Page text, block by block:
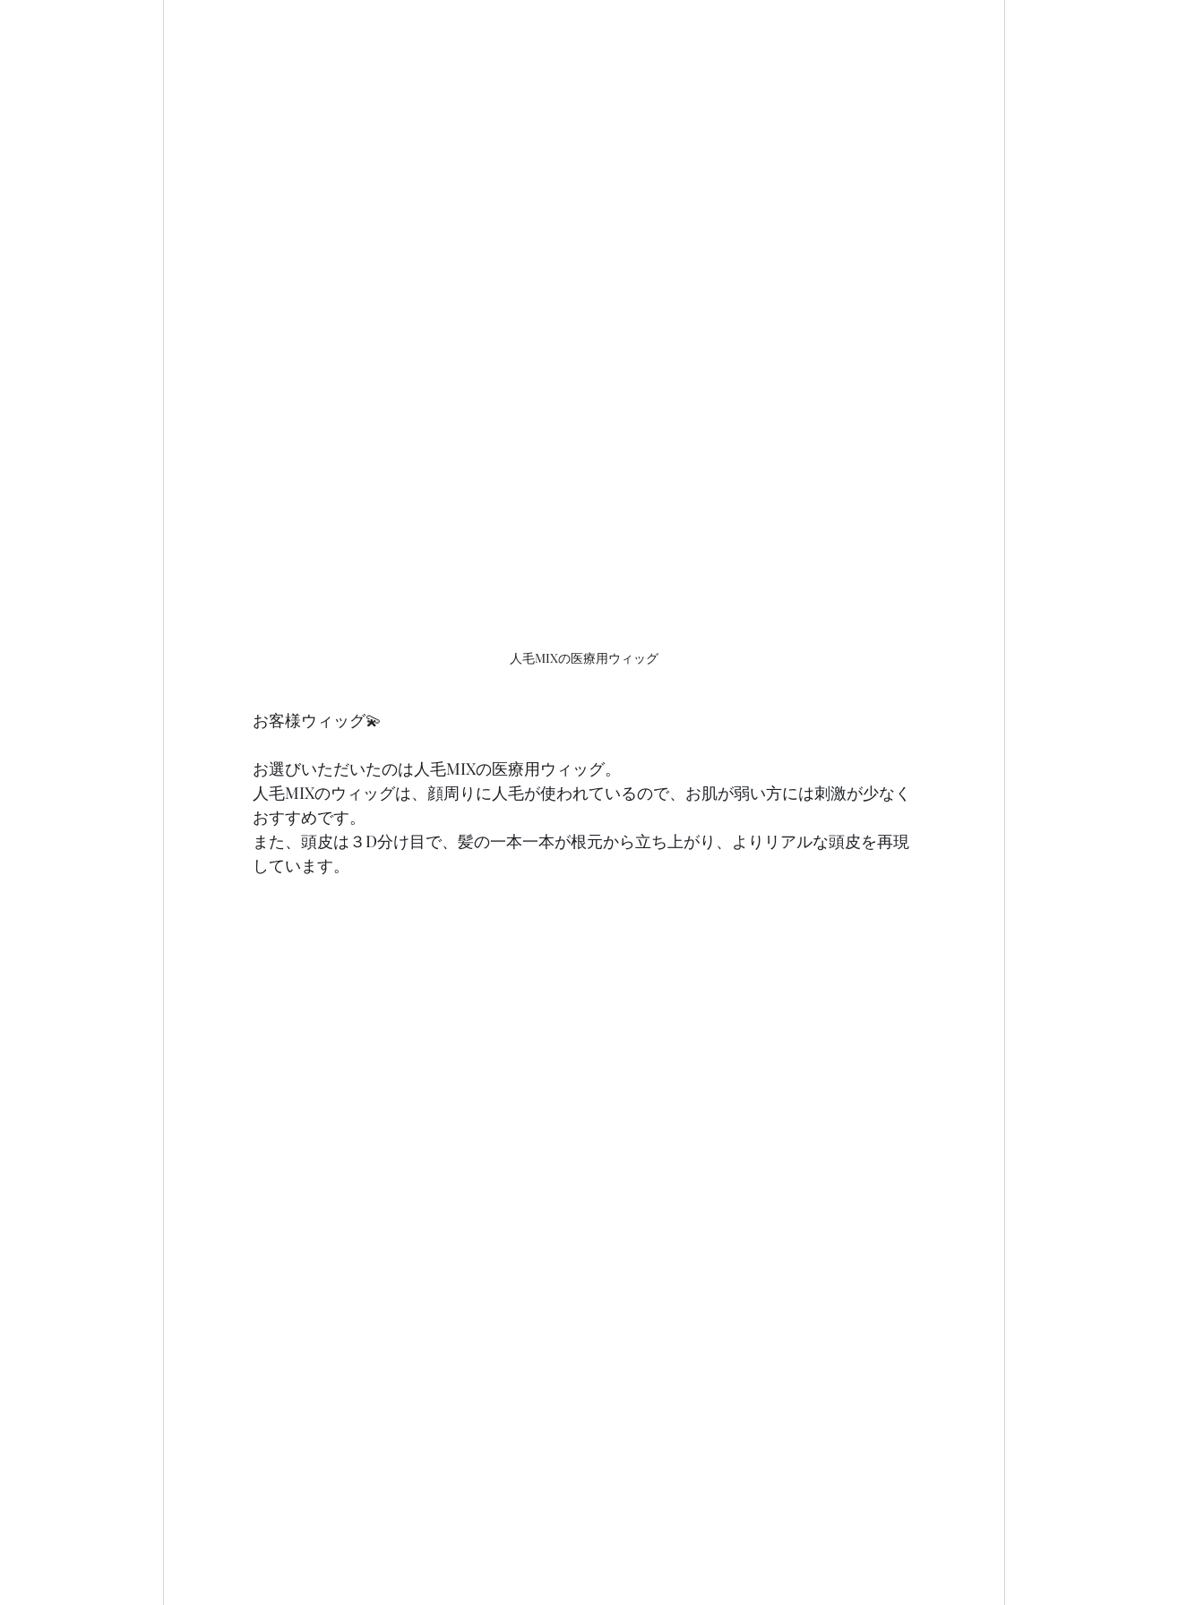
人毛MIXの医療用ウィッグ
お客様ウィッグ💫
お選びいただいたのは人毛MIXの医療用ウィッグ。
人毛MIXのウィッグは、顔周りに人毛が使われているので、お肌が弱い方には刺激が少なく
おすすめです。
また、頭皮は３D分け目で、髪の一本一本が根元から立ち上がり、よりリアルな頭皮を再現
しています。